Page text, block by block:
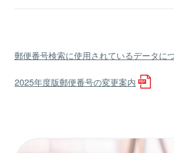
郵便番号検索に使用されているデータに
2025年度版郵便番号の変更案内